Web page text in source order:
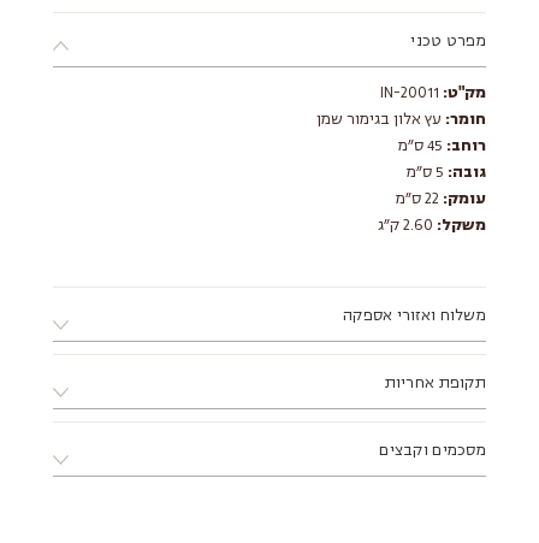
מפרט טכני
מק"ט:
חומר: עץ אלון בגימור שמן
רוחב:
גובה:
עומק:
משקל:
משלוח ואזורי אספקה
ב. ניתן לתאם התקנה ע"י מתקין מקצועי מטעם החברה.
ג. מוצר שמגיע באריזה שטוחה דורש הרכבה, ניתן להזמין הרכבה
דרך הסטודיו בתוספת תשלום.
ד. אזורי אספקה:
תקופת אחריות
מסכמים וקבצים